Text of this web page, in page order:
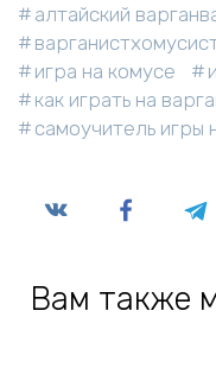
алтайский
игра на комусе
как играть на
самоучитель игры
Вам также